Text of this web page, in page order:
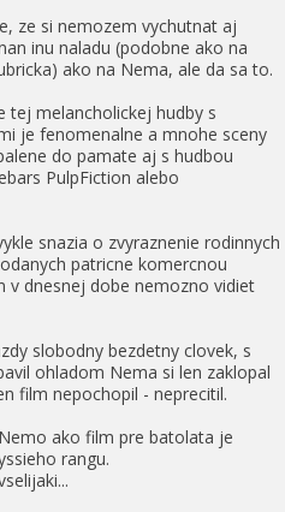
ze si nemozem vychutnat aj
inu naladu (podobne ako na
ako na Nema, ale da sa to.
tej melancholickej hudby s
je fenomenalne a mnohe sceny
do pamate aj s hudbou
PulpFiction alebo
snazia o zvyraznenie rodinnych
patricne komercnou
v dnesnej dobe nemozno vidiet
slobodny bezdetny clovek, s
ohladom Nema si len zaklopal
film nepochopil - neprecitil.
ako film pre batolata je
rangu.